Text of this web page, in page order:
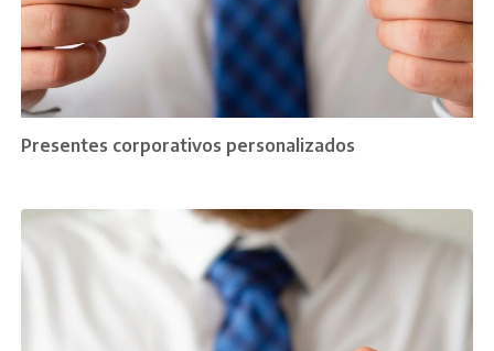
Presentes corporativos personalizados